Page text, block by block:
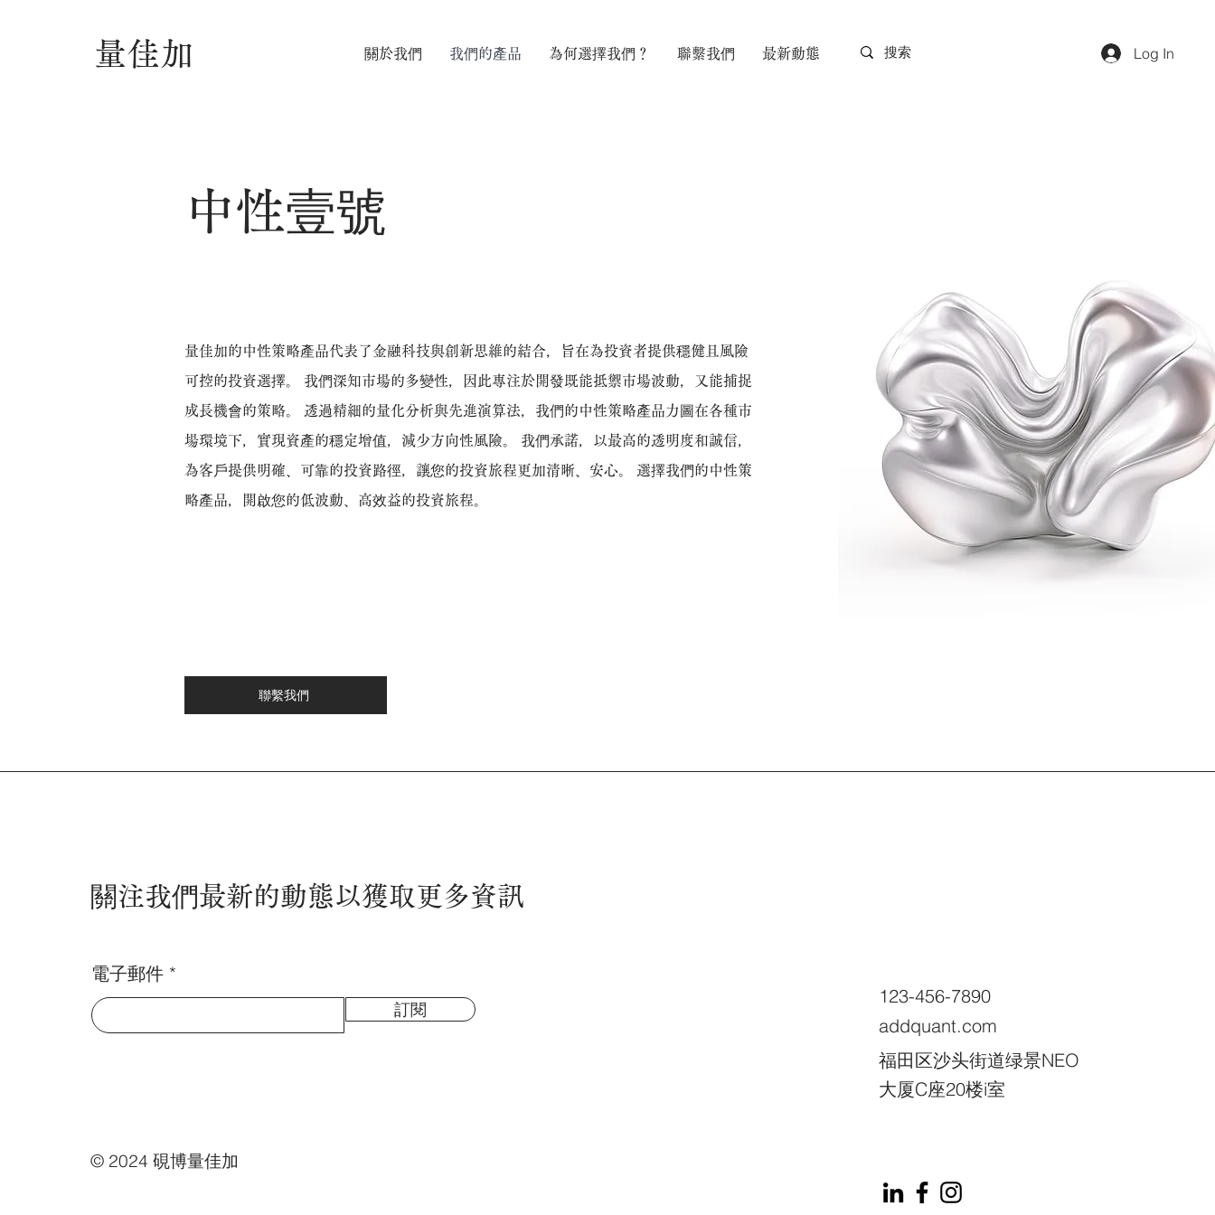
量佳加 關於我們 我們的產品 為何選擇我們？ 聯繫我們 最新動態 Log In
中性壹號
量佳加的中性策略產品代表了金融科技與創新思維的結合，旨在為投資者提供穩健且風險
可控的投資選擇。 我們深知市場的多變性，因此專注於開發既能抵禦市場波動，又能捕捉
成長機會的策略。 透過精細的量化分析與先進演算法，我們的中性策略產品力圖在各種市
場環境下，實現資產的穩定增值，減少方向性風險。 我們承諾，以最高的透明度和誠信，
為客戶提供明確、可靠的投資路徑，讓您的投資旅程更加清晰、安心。 選擇我們的中性策
略產品，開啟您的低波動、高效益的投資旅程。
聯繫我們
關注我們最新的動態以獲取更多資訊
電子郵件
訂閱
© 2024 硯博量佳加
123-456-7890
addquant.com
福田区沙头街道绿景NEO
大厦C座20楼i室